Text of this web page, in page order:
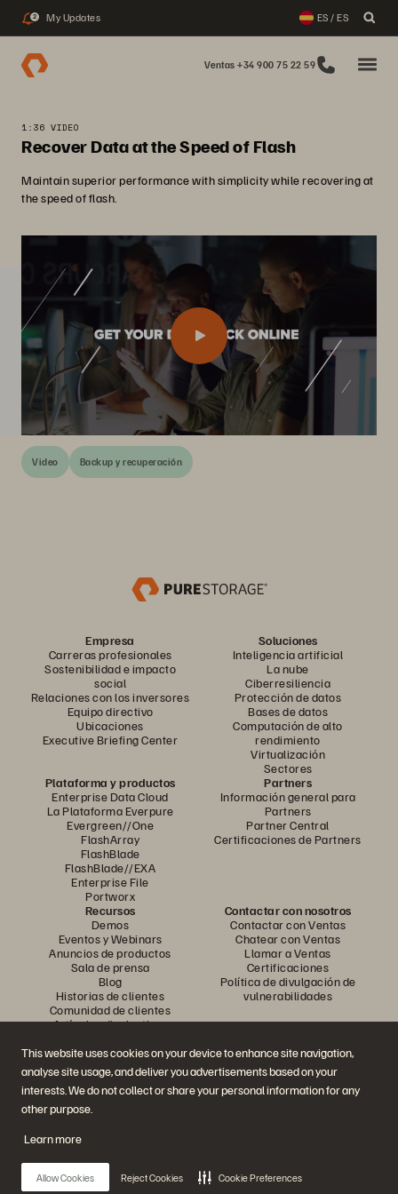
This website uses cookies on your device to enhance site navigation,
analyse site usage, and deliver you advertisements based on your
interests. We do not collect or share your personal information for any
other purpose.
Learn more
Allow Cookies Reject Cookies Cookie Preferences
2 My Updates ES / ES
Ventas +34 900 75 22 59
1:36 VIDEO
Recover Data at the Speed of Flash
Maintain superior performance with simplicity while recovering at
the speed of flash.
Video Backup y recuperación
Empresa
Carreras profesionales
Sostenibilidad e impacto
social
Relaciones con los inversores
Equipo directivo
Ubicaciones
Executive Briefing Center
Soluciones
Inteligencia artificial
La nube
Ciberresiliencia
Protección de datos
Bases de datos
Computación de alto
rendimiento
Virtualización
Sectores
Plataforma y productos
Enterprise Data Cloud
La Plataforma Everpure
Evergreen//One
FlashArray
FlashBlade
FlashBlade//EXA
Enterprise File
Portworx
Partners
Información general para
Partners
Partner Central
Certificaciones de Partners
Recursos
Demos
Eventos y Webinars
Anuncios de productos
Sala de prensa
Blog
Historias de clientes
Comunidad de clientes
Artículos divulgativos
Contactar con nosotros
Contactar con Ventas
Chatear con Ventas
Llamar a Ventas
Certificaciones
Política de divulgación de
vulnerabilidades
Únase a la conversación
Siga las redes sociales oficiales de Everpure
© 2026 Everpure, Inc. Todos los derechos reservados.
Política de privacidadCondiciones de uso del Sitio WebAviso legal